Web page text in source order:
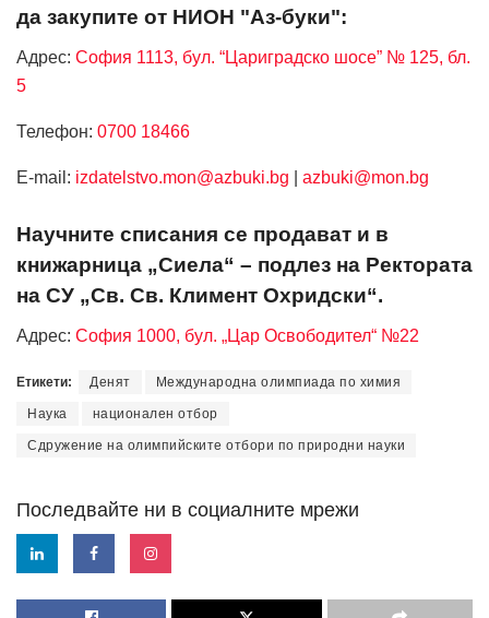
да закупите от НИОН "Аз-буки":
Адрес: София 1113, бул. “Цариградско шосе” № 125, бл.
5
Телефон: 0700 18466
Е-mail: izdatelstvo.mon@azbuki.bg azbuki@mon.bg
Научните списания се продават и в
книжарница „Сиела“ – подлез на Ректората
на СУ „Св. Св. Климент Охридски“.
Адрес: София 1000, бул. „Цар Освободител“ №22
Етикети: Денят Международна олимпиада по химия
Наука национален отбор
Сдружение на олимпийските отбори по природни науки
Последвайте ни в социалните мрежи